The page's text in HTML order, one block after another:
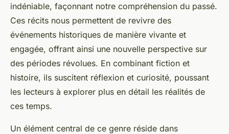
indéniable, façonnant notre compréhension du passé.
Ces récits nous permettent de revivre des
événements historiques de manière vivante et
engagée, offrant ainsi une nouvelle perspective sur
des périodes révolues. En combinant fiction et
histoire, ils suscitent réflexion et curiosité, poussant
les lecteurs à explorer plus en détail les réalités de
ces temps.
Un élément central de ce genre réside dans